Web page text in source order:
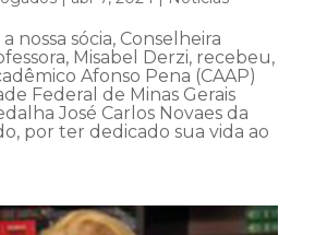
nossa sócia, Conselheira
Misabel Derzi, recebeu,
Afonso Pena (CAAP)
Federal de Minas Gerais
José Carlos Novaes da
por ter dedicado sua vida ao